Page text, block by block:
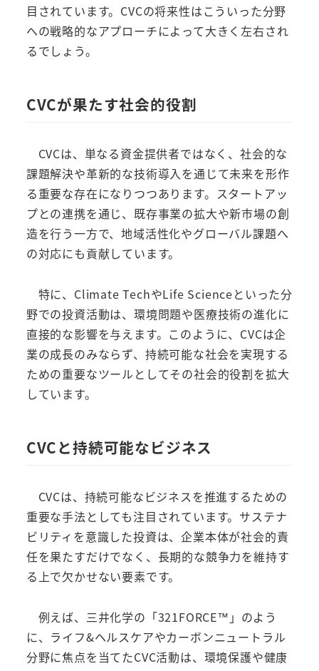
目されています。CVCの将来性はこういった分野
への戦略的なアプローチによって大きく左右され
るでしょう。
CVCが果たす社会的役割
CVCは、単なる資金提供者ではなく、社会的な
課題解決や革新的な技術導入を通じて未来を形作
る重要な存在になりつつあります。スタートアッ
プとの連携を通じ、既存事業の拡大や新市場の創
造を行う一方で、地域活性化やグローバル課題へ
の対応にも貢献しています。
特に、Climate TechやLife Scienceといった分
野での投資活動は、環境問題や医療技術の進化に
直接的な影響を与えます。このように、CVCは企
業の成長のみならず、持続可能な社会を実現する
ための重要なツールとしてその社会的役割を拡大
しています。
CVCと持続可能なビジネス
CVCは、持続可能なビジネスを推進するための
重要な手法としても注目されています。サステナ
ビリティを意識した投資は、企業本体が社会的責
任を果たすだけでなく、長期的な競争力を維持す
る上で欠かせない要素です。
例えば、三井化学の「321FORCE™」のよう
に、ライフ&ヘルスケアやカーボンニュートラル
分野に焦点を当てたCVC活動は、環境保護や健康